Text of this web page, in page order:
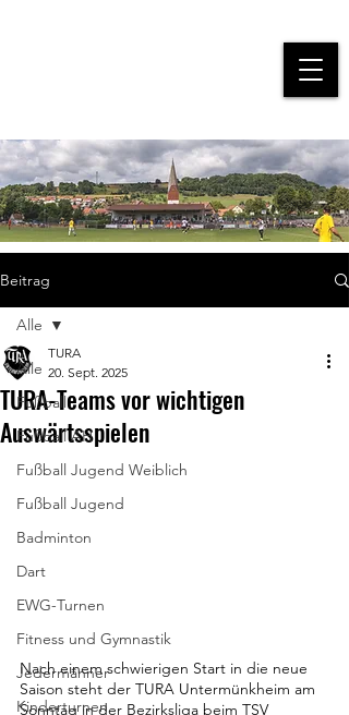
Beitrag
Alle
Fußball
Fußball AH
Fußball Jugend Weiblich
Fußball Jugend
Badminton
Dart
EWG-Turnen
Fitness und Gymnastik
Jedermänner
Kinderturnen
Alle
TURA-Teams vor wichtigen
Auswärtsspielen
TURA
20. Sept. 2025
Nach einem schwierigen Start in die neue
Saison steht der TURA Untermünkheim am
Sonntag in der Bezirksliga beim TSV